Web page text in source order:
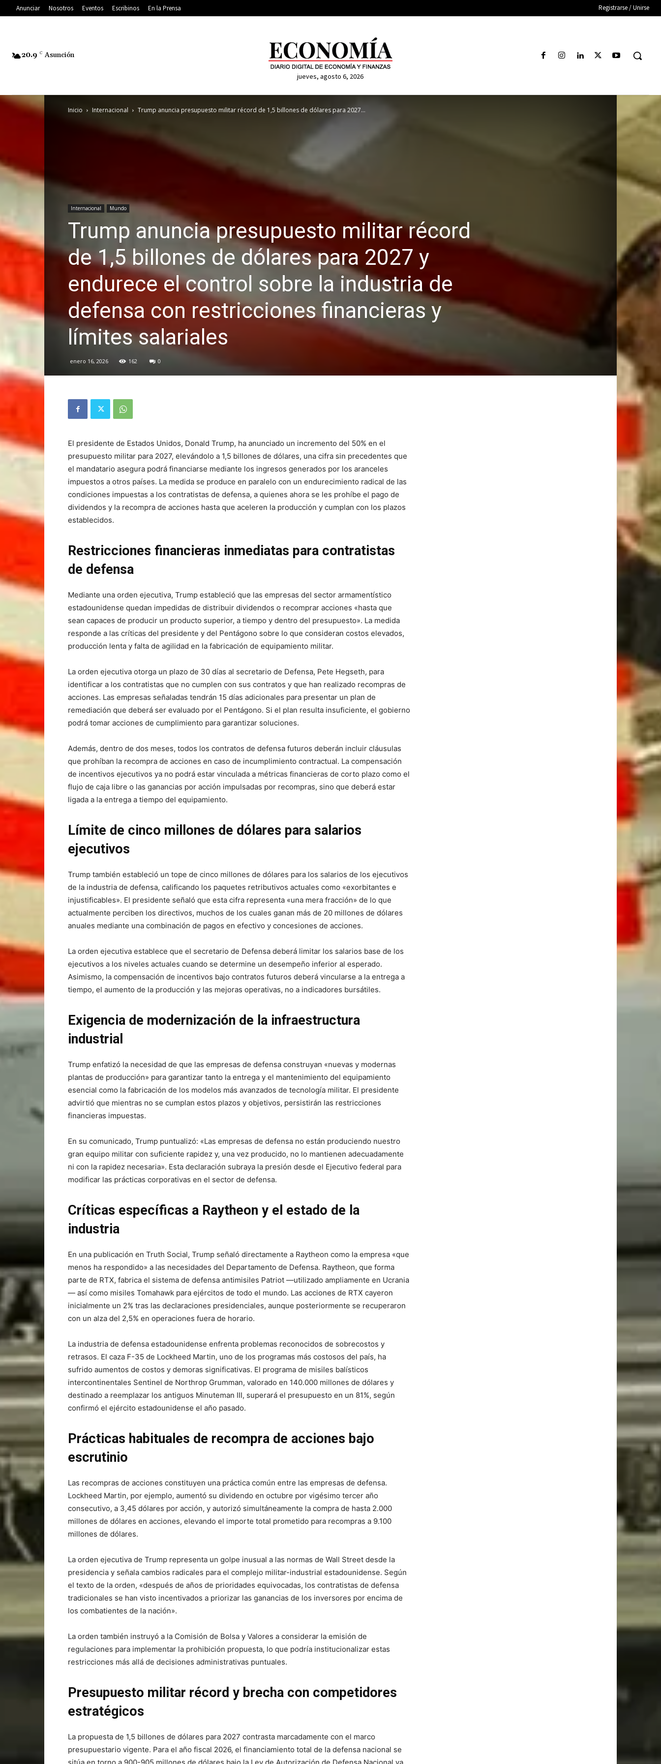
Anunciar Nosotros Eventos Escribinos En la Prensa Registrarse / Unirse
20.9 C Asunción
jueves, agosto 6, 2026
Inicio Internacional Trump anuncia presupuesto militar récord de 1,5 billones de dólares para 2027...
Internacional Mundo
Trump anuncia presupuesto militar récord
de 1,5 billones de dólares para 2027 y
endurece el control sobre la industria de
defensa con restricciones financieras y
límites salariales
enero 16, 2026 162 0
El presidente de Estados Unidos, Donald Trump, ha anunciado un incremento del 50% en el
presupuesto militar para 2027, elevándolo a 1,5 billones de dólares, una cifra sin precedentes que
el mandatario asegura podrá financiarse mediante los ingresos generados por los aranceles
impuestos a otros países. La medida se produce en paralelo con un endurecimiento radical de las
condiciones impuestas a los contratistas de defensa, a quienes ahora se les prohíbe el pago de
dividendos y la recompra de acciones hasta que aceleren la producción y cumplan con los plazos
establecidos.
Restricciones financieras inmediatas para contratistas
de defensa
Mediante una orden ejecutiva, Trump estableció que las empresas del sector armamentístico
estadounidense quedan impedidas de distribuir dividendos o recomprar acciones «hasta que
sean capaces de producir un producto superior, a tiempo y dentro del presupuesto». La medida
responde a las críticas del presidente y del Pentágono sobre lo que consideran costos elevados,
producción lenta y falta de agilidad en la fabricación de equipamiento militar.
La orden ejecutiva otorga un plazo de 30 días al secretario de Defensa, Pete Hegseth, para
identificar a los contratistas que no cumplen con sus contratos y que han realizado recompras de
acciones. Las empresas señaladas tendrán 15 días adicionales para presentar un plan de
remediación que deberá ser evaluado por el Pentágono. Si el plan resulta insuficiente, el gobierno
podrá tomar acciones de cumplimiento para garantizar soluciones.
Además, dentro de dos meses, todos los contratos de defensa futuros deberán incluir cláusulas
que prohíban la recompra de acciones en caso de incumplimiento contractual. La compensación
de incentivos ejecutivos ya no podrá estar vinculada a métricas financieras de corto plazo como el
flujo de caja libre o las ganancias por acción impulsadas por recompras, sino que deberá estar
ligada a la entrega a tiempo del equipamiento.
Límite de cinco millones de dólares para salarios
ejecutivos
Trump también estableció un tope de cinco millones de dólares para los salarios de los ejecutivos
de la industria de defensa, calificando los paquetes retributivos actuales como «exorbitantes e
injustificables». El presidente señaló que esta cifra representa «una mera fracción» de lo que
actualmente perciben los directivos, muchos de los cuales ganan más de 20 millones de dólares
anuales mediante una combinación de pagos en efectivo y concesiones de acciones.
La orden ejecutiva establece que el secretario de Defensa deberá limitar los salarios base de los
ejecutivos a los niveles actuales cuando se determine un desempeño inferior al esperado.
Asimismo, la compensación de incentivos bajo contratos futuros deberá vincularse a la entrega a
tiempo, el aumento de la producción y las mejoras operativas, no a indicadores bursátiles.
Exigencia de modernización de la infraestructura
industrial
Trump enfatizó la necesidad de que las empresas de defensa construyan «nuevas y modernas
plantas de producción» para garantizar tanto la entrega y el mantenimiento del equipamiento
esencial como la fabricación de los modelos más avanzados de tecnología militar. El presidente
advirtió que mientras no se cumplan estos plazos y objetivos, persistirán las restricciones
financieras impuestas.
En su comunicado, Trump puntualizó: «Las empresas de defensa no están produciendo nuestro
gran equipo militar con suficiente rapidez y, una vez producido, no lo mantienen adecuadamente
ni con la rapidez necesaria». Esta declaración subraya la presión desde el Ejecutivo federal para
modificar las prácticas corporativas en el sector de defensa.
Críticas específicas a Raytheon y el estado de la
industria
En una publicación en Truth Social, Trump señaló directamente a Raytheon como la empresa «que
menos ha respondido» a las necesidades del Departamento de Defensa. Raytheon, que forma
parte de RTX, fabrica el sistema de defensa antimisiles Patriot —utilizado ampliamente en Ucrania
— así como misiles Tomahawk para ejércitos de todo el mundo. Las acciones de RTX cayeron
inicialmente un 2% tras las declaraciones presidenciales, aunque posteriormente se recuperaron
con un alza del 2,5% en operaciones fuera de horario.
La industria de defensa estadounidense enfrenta problemas reconocidos de sobrecostos y
retrasos. El caza F-35 de Lockheed Martin, uno de los programas más costosos del país, ha
sufrido aumentos de costos y demoras significativas. El programa de misiles balísticos
intercontinentales Sentinel de Northrop Grumman, valorado en 140.000 millones de dólares y
destinado a reemplazar los antiguos Minuteman III, superará el presupuesto en un 81%, según
confirmó el ejército estadounidense el año pasado.
Prácticas habituales de recompra de acciones bajo
escrutinio
Las recompras de acciones constituyen una práctica común entre las empresas de defensa.
Lockheed Martin, por ejemplo, aumentó su dividendo en octubre por vigésimo tercer año
consecutivo, a 3,45 dólares por acción, y autorizó simultáneamente la compra de hasta 2.000
millones de dólares en acciones, elevando el importe total prometido para recompras a 9.100
millones de dólares.
La orden ejecutiva de Trump representa un golpe inusual a las normas de Wall Street desde la
presidencia y señala cambios radicales para el complejo militar-industrial estadounidense. Según
el texto de la orden, «después de años de prioridades equivocadas, los contratistas de defensa
tradicionales se han visto incentivados a priorizar las ganancias de los inversores por encima de
los combatientes de la nación».
La orden también instruyó a la Comisión de Bolsa y Valores a considerar la emisión de
regulaciones para implementar la prohibición propuesta, lo que podría institucionalizar estas
restricciones más allá de decisiones administrativas puntuales.
Presupuesto militar récord y brecha con competidores
estratégicos
La propuesta de 1,5 billones de dólares para 2027 contrasta marcadamente con el marco
presupuestario vigente. Para el año fiscal 2026, el financiamiento total de la defensa nacional se